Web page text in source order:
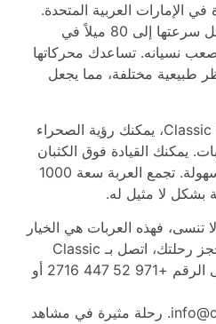
الإمارات العربية المتحدة.
يمكن لهذه المركبات أن تصل سرعتها إلى 80 ميلاً في
نسيانه. تساعدك محركاتها
طبيعية مختلفة، مما يجعل
في Classic Desert Safari Dubai، يمكنك رؤية الصحراء
يمكنك القيادة فوق الكثبان
الرملية أو الطرق الوعرة بسهولة. تجمع العربة سعة 1000
بشكل لا مثيل له.
فهذه العربات هي الخيار
الأمثل. لمعرفة المزيد أو لحجز رحلتك، اتصل بـ Classic
Desert Safari Dubai على الرقم +971 52 447 2716 أو
info@classicdesertsafari.local. رحلة مثيرة في مشاهد